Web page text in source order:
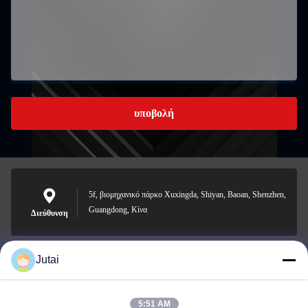
υποβολή
Διεύθυνση
5f, βιομηχανικό πάρκο Xuxingda, Shiyan, Baoan, Shenzhen,
Guangdong, Κίνα
jutaisales18@gmail.com
Jutai
5:51 AM